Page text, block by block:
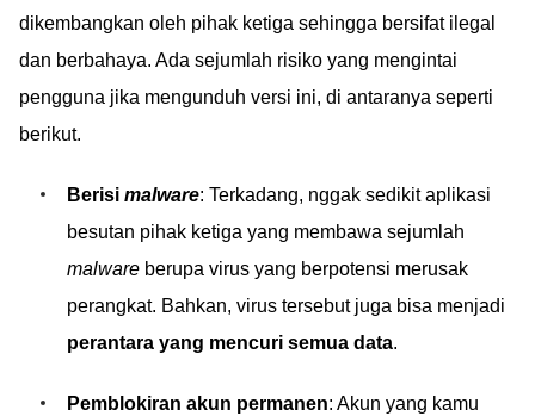
dikembangkan oleh pihak ketiga sehingga bersifat ilegal
dan berbahaya. Ada sejumlah risiko yang mengintai
pengguna jika mengunduh versi ini, di antaranya seperti
berikut.
Berisi malware: Terkadang, nggak sedikit aplikasi
besutan pihak ketiga yang membawa sejumlah
malware berupa virus yang berpotensi merusak
perangkat. Bahkan, virus tersebut juga bisa menjadi
perantara yang mencuri semua data.
Pemblokiran akun permanen: Akun yang kamu